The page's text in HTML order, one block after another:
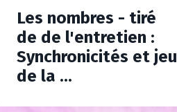
Les nombres - tiré
de de l'entretien :
Synchronicités et jeu
de la ...